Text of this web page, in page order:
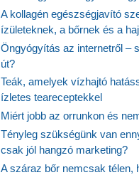
A kollagén egészségjavító
ízületeknek, a bőrnek és a
Öngyógyítás az internetről –
út?
Teák, amelyek vízhajtó
ízletes teareceptekkel
Miért jobb az orrunkon és
Tényleg szükségünk van
csak jól hangzó marketing?
A száraz bőr nemcsak télen,